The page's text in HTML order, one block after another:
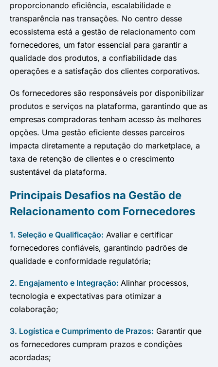
proporcionando eficiência, escalabilidade e
transparência nas transações. No centro desse
ecossistema está a gestão de relacionamento com
fornecedores, um fator essencial para garantir a
qualidade dos produtos, a confiabilidade das
operações e a satisfação dos clientes corporativos.
Os fornecedores são responsáveis por disponibilizar
produtos e serviços na plataforma, garantindo que as
empresas compradoras tenham acesso às melhores
opções. Uma gestão eficiente desses parceiros
impacta diretamente a reputação do marketplace, a
taxa de retenção de clientes e o crescimento
sustentável da plataforma.
Principais Desafios na Gestão de
Relacionamento com Fornecedores
1. Seleção e Qualificação: Avaliar e certificar
fornecedores confiáveis, garantindo padrões de
qualidade e conformidade regulatória;
2. Engajamento e Integração: Alinhar processos,
tecnologia e expectativas para otimizar a
colaboração;
3. Logística e Cumprimento de Prazos: Garantir que
os fornecedores cumpram prazos e condições
acordadas;